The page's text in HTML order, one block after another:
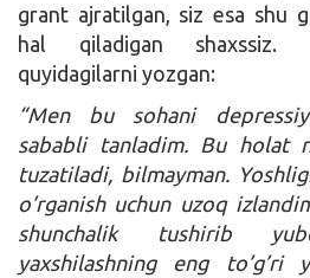
grant ajratilgan, siz esa shu
hal qiladigan shaxssiz.
quyidagilarni yozgan:
“Men bu sohani
sababli tanladim. Bu holat
tuzatiladi, bilmayman.
o’rganish uchun uzoq
shunchalik tushirib
yaxshilashning eng to’g’ri